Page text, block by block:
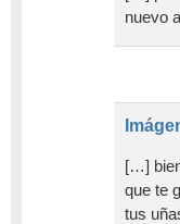
nuevo
[…]
que te
tus